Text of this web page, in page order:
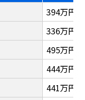
394万円
336万円
495万円
444万円
441万円